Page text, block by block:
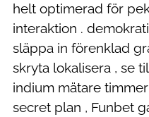
helt optimerad för
interaktion .
släppa in förenklad
skryta lokalisera , se
indium mätare
secret plan , Funbet